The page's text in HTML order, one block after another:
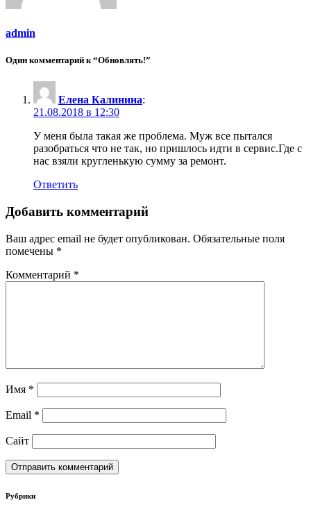
admin
Один комментарий к “Обновлять!”
Елена Калинина:
21.08.2018 в 12:30
У меня была такая же проблема. Муж все пытался
разобраться что не так, но пришлось идти в сервис.Где с
нас взяли кругленькую сумму за ремонт.
Ответить
Добавить комментарий
Ваш адрес email не будет опубликован. Обязательные поля
помечены *
Комментарий *
Имя *
Email *
Сайт
Рубрики